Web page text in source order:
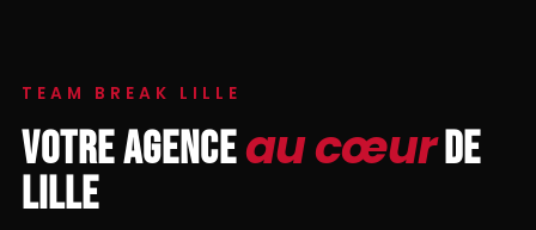
TEAM BREAK LILLE
VOTRE AGENCEau cœurDE
LILLE